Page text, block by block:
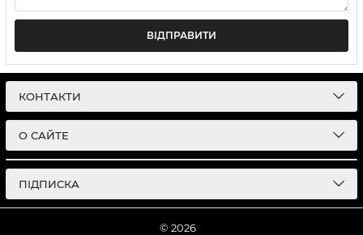
ВІДПРАВИТИ
КОНТАКТИ
О САЙТЕ
ПІДПИСКА
© 2026